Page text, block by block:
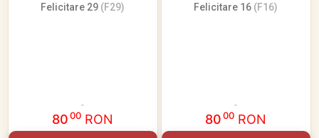
Felicitare 29 (F29)
8000 RON
Felicitare 16 (F16)
8000 RON